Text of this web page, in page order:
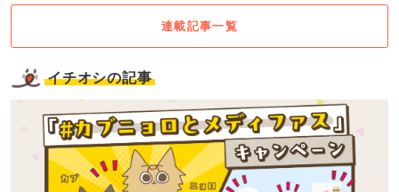
連載記事一覧
イチオシの記事